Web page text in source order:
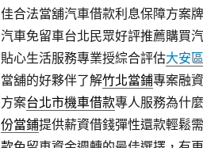
佳合法當舖汽車借款利息保障方案
汽車免留車台北民眾好評推薦購買
貼心生活服務專業授綜合評估大安
當舖的好夥伴了解竹北當鋪專案融
方案台北市機車借款專人服務為什
份當鋪提供薪資借錢彈性還款輕鬆